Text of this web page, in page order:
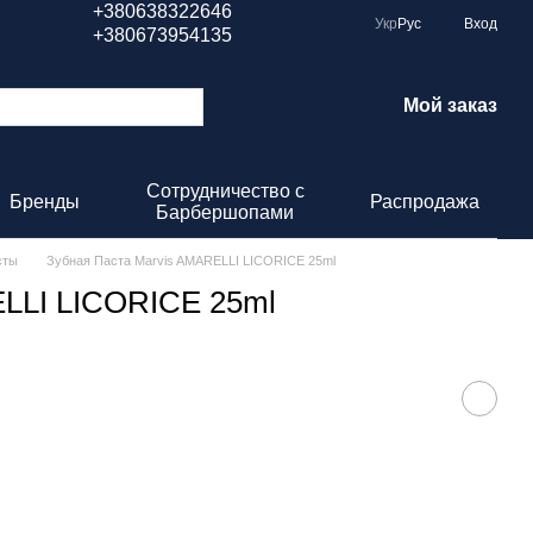
+380638322646
+380673954135
Укр Рус Вход
Мой заказ
Бренды
Сотрудничество с
Барбершопами
Распродажа
Зубная Паста Marvis AMARELLI LICORICE 25ml
LICORICE 25ml